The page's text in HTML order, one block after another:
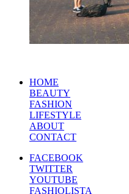
HOME
BEAUTY
FASHION
LIFESTYLE
ABOUT
CONTACT
FACEBOOK
TWITTER
YOUTUBE
FASHIOLISTA